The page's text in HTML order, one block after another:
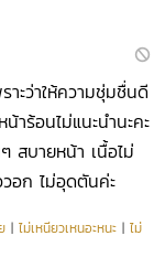
าะว่าให้ความชุ่มชื่นดี
าร้อนไม่แนะนำนะคะ
สบายหน้า เนื้อไม่
อก ไม่อุดตันค่ะ
|ไม่เหนียวเหนอะหนะ |ไม่